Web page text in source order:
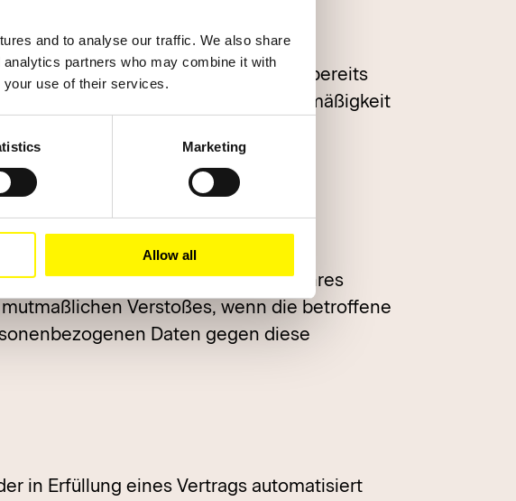
and to analyse our traffic. We also share
partners who may combine it with
your use of their services.
Marketing
Allow all
möglich. Sie können eine bereits
per E-Mail an uns. Die Rechtmäßigkeit
oder gerichtlichen
in dem Mitgliedstaat ihres
Verstoßes, wenn die betroffene
Daten gegen diese
in Erfüllung eines Vertrags automatisiert